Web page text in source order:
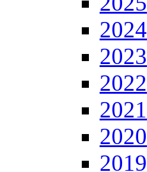
2024
2023
2022
2021
2020
2019